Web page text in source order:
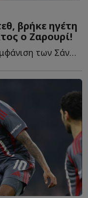
βρήκε ηγέτη
ο Ζαρουρί!
Το... τανκ Ανδρέας Τεττέη, η εμφάνιση των Σάντσες, Κάτρη, Ί...